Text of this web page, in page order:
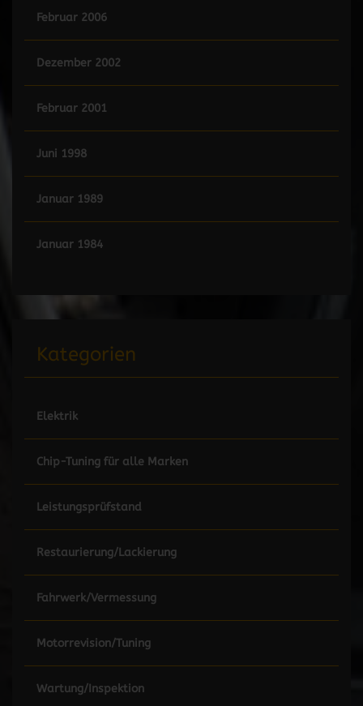
Februar 2006
Dezember 2002
Februar 2001
Juni 1998
Januar 1989
Januar 1984
Kategorien
Elektrik
Chip-Tuning für alle Marken
Leistungsprüfstand
Restaurierung/Lackierung
Fahrwerk/Vermessung
Motorrevision/Tuning
Wartung/Inspektion